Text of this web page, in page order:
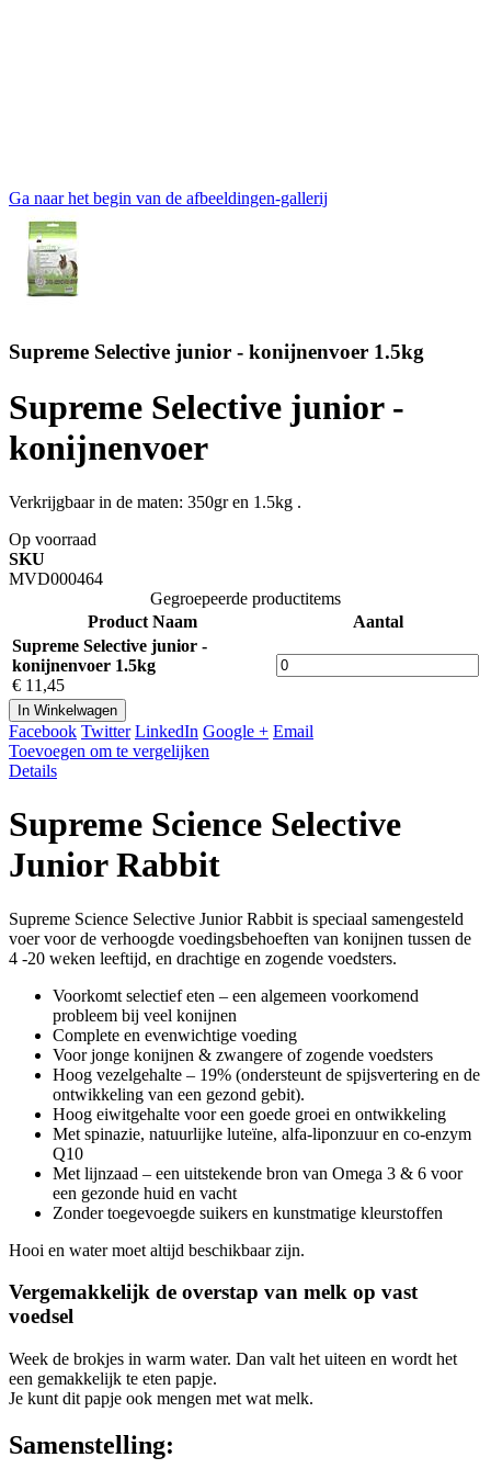
Ga naar het begin van de afbeeldingen-gallerij
Supreme Selective junior - konijnenvoer 1.5kg
Supreme Selective junior -
konijnenvoer
Verkrijgbaar in de maten: 350gr en 1.5kg .
Op voorraad
SKU
MVD000464
Gegroepeerde productitems
Product Naam
Aantal
Supreme Selective junior -
konijnenvoer 1.5kg
€ 11,45
In Winkelwagen
Facebook Twitter LinkedIn Google + Email
Toevoegen om te vergelijken
Details
Supreme Science Selective
Junior Rabbit
Supreme Science Selective Junior Rabbit is speciaal samengesteld
voer voor de verhoogde voedingsbehoeften van konijnen tussen de
4 -20 weken leeftijd, en drachtige en zogende voedsters.
Voorkomt selectief eten – een algemeen voorkomend
probleem bij veel konijnen
Complete en evenwichtige voeding
Voor jonge konijnen & zwangere of zogende voedsters
Hoog vezelgehalte – 19% (ondersteunt de spijsvertering en de
ontwikkeling van een gezond gebit).
Hoog eiwitgehalte voor een goede groei en ontwikkeling
Met spinazie, natuurlijke luteïne, alfa-liponzuur en co-enzym
Q10
Met lijnzaad – een uitstekende bron van Omega 3 & 6 voor
een gezonde huid en vacht
Zonder toegevoegde suikers en kunstmatige kleurstoffen
Hooi en water moet altijd beschikbaar zijn.
Vergemakkelijk de overstap van melk op vast
voedsel
Week de brokjes in warm water. Dan valt het uiteen en wordt het
een gemakkelijk te eten papje.
Je kunt dit papje ook mengen met wat melk.
Samenstelling: